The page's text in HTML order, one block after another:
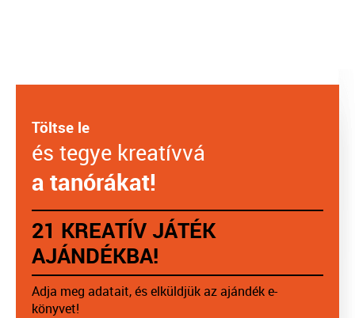
Töltse le
és tegye kreatívvá
a tanórákat!
21 KREATÍV JÁTÉK
AJÁNDÉKBA!
Adja meg adatait, és elküldjük az ajándék e-
könyvet!